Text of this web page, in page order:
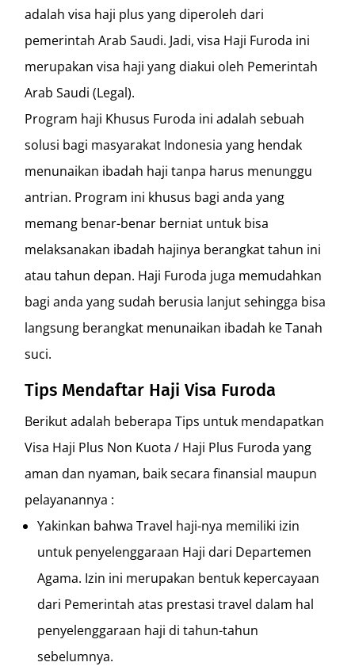
adalah visa haji plus yang diperoleh dari
pemerintah Arab Saudi. Jadi, visa Haji Furoda ini
merupakan visa haji yang diakui oleh Pemerintah
Arab Saudi (Legal).
Program haji Khusus Furoda ini adalah sebuah
solusi bagi masyarakat Indonesia yang hendak
menunaikan ibadah haji tanpa harus menunggu
antrian. Program ini khusus bagi anda yang
memang benar-benar berniat untuk bisa
melaksanakan ibadah hajinya berangkat tahun ini
atau tahun depan. Haji Furoda juga memudahkan
bagi anda yang sudah berusia lanjut sehingga bisa
langsung berangkat menunaikan ibadah ke Tanah
suci.
Tips Mendaftar Haji Visa Furoda
Berikut adalah beberapa Tips untuk mendapatkan
Visa Haji Plus Non Kuota / Haji Plus Furoda yang
aman dan nyaman, baik secara finansial maupun
pelayanannya :
Yakinkan bahwa Travel haji-nya memiliki izin
untuk penyelenggaraan Haji dari Departemen
Agama. Izin ini merupakan bentuk kepercayaan
dari Pemerintah atas prestasi travel dalam hal
penyelenggaraan haji di tahun-tahun
sebelumnya.